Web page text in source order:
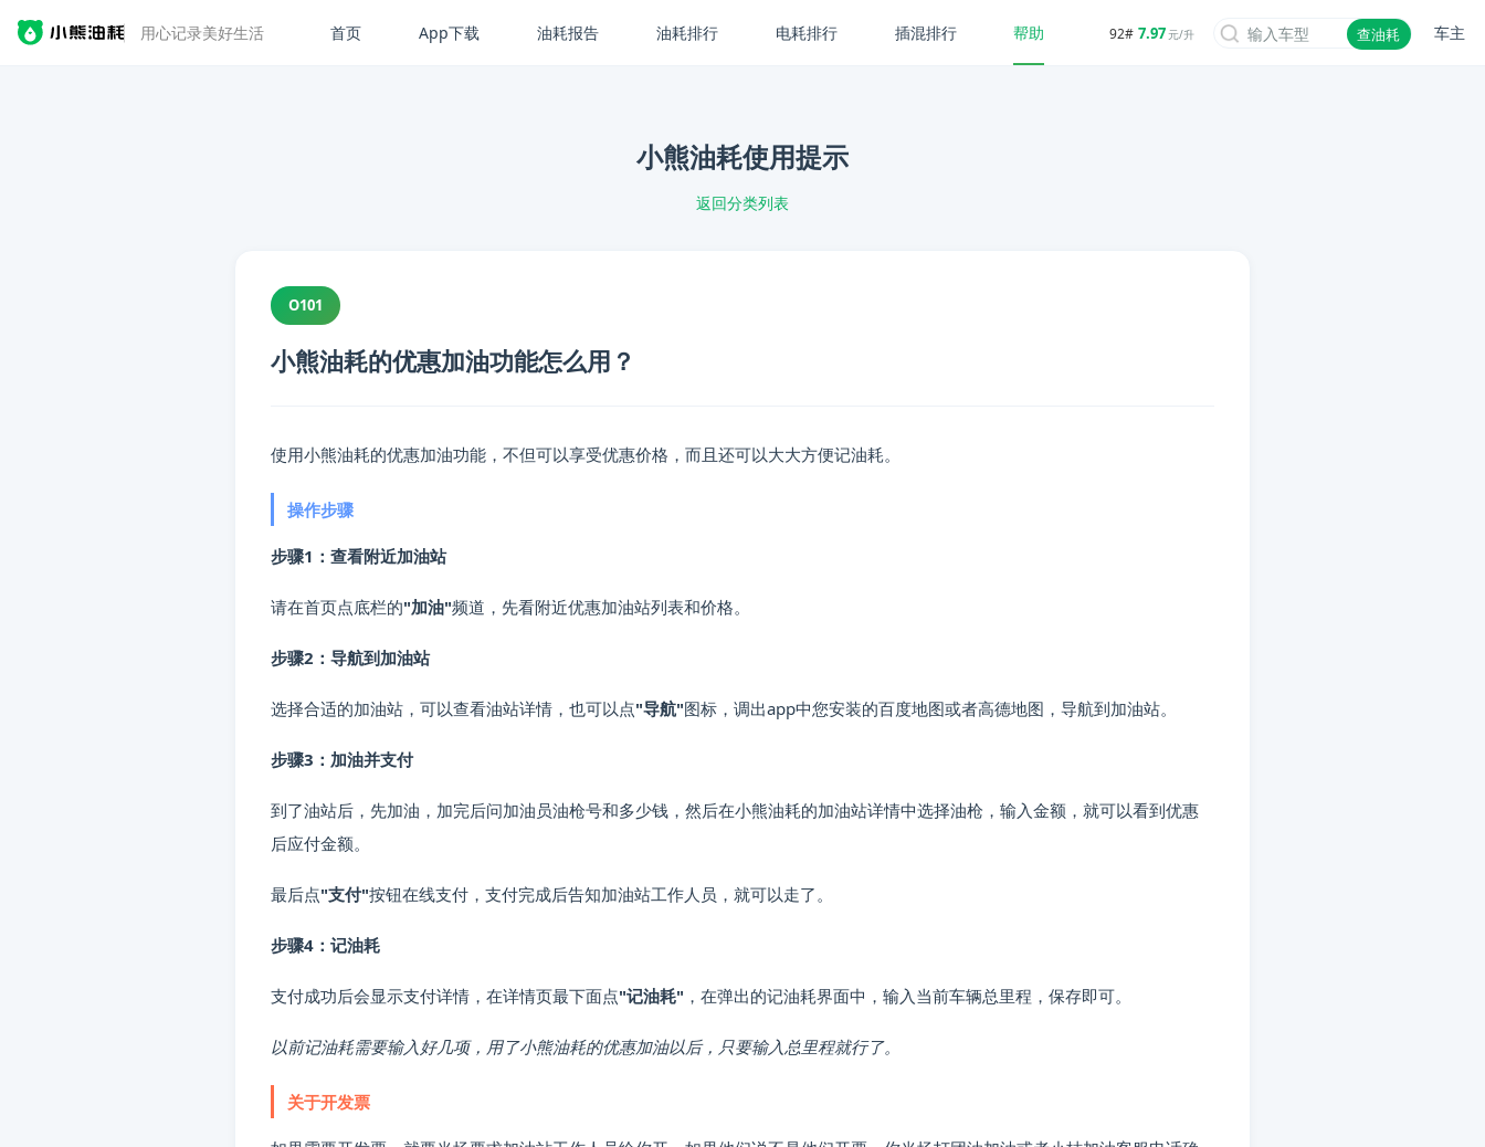
用心记录美好生活 92# 7.97元/升 查油耗 车主
首页 App下载 油耗报告 油耗排行 电耗排行 插混排行 帮助
小熊油耗使用提示
返回分类列表
O101
小熊油耗的优惠加油功能怎么用？
问题：
使用小熊油耗的优惠加油功能，不但可以享受优惠价格，而且还可以大大方便记油耗。
操作步骤
步骤1：查看附近加油站
请在首页点底栏的"加油"频道，先看附近优惠加油站列表和价格。
步骤2：导航到加油站
选择合适的加油站，可以查看油站详情，也可以点"导航"图标，调出app中您安装的百度地图或者高德地图，导航到加油站。
步骤3：加油并支付
到了油站后，先加油，加完后问加油员油枪号和多少钱，然后在小熊油耗的加油站详情中选择油枪，输入金额，就可以看到优惠
后应付金额。
最后点"支付"按钮在线支付，支付完成后告知加油站工作人员，就可以走了。
步骤4：记油耗
支付成功后会显示支付详情，在详情页最下面点"记油耗" ，在弹出的记油耗界面中，输入当前车辆总里程，保存即可。
以前记油耗需要输入好几项，用了小熊油耗的优惠加油以后，只要输入总里程就行了。
关于开发票